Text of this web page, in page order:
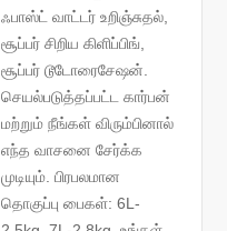
ஃபாஸ்ட் வாட்டர் உறிஞ்சுதல்,
சூப்பர் சிறிய கிளிப்பிங்,
சூப்பர் டூடோரைசேஷன்.
செயல்படுத்தப்பட்ட கார்பன்
மற்றும் நீங்கள் விரும்பினால்
எந்த வாசனை சேர்க்க
முடியும். பிரபலமான
தொகுப்பு பைகள்: 6L-